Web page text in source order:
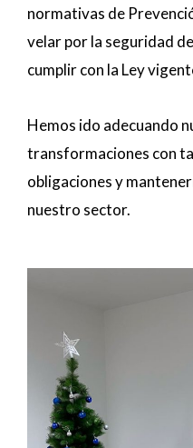
normativas de
velar por la seguridad
cumplir con la Ley
Hemos ido adecuando
transformaciones con
obligaciones y
nuestro sector.